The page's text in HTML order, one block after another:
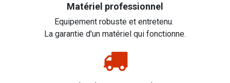
Matériel professionnel
Equipement robuste et entretenu.
La garantie d'un matériel qui fonctionne.